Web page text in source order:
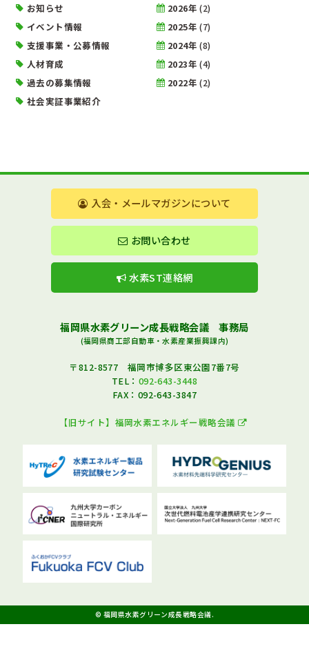
お知らせ
イベント情報
支援事業・公募情報
人材育成
過去の募集情報
社会実証事業紹介
2026年 (2)
2025年 (7)
2024年 (8)
2023年 (4)
2022年 (2)
入会・メールマガジンについて
お問い合わせ
水素ST連絡網
福岡県水素グリーン成長戦略会議 事務局
(福岡県商工部自動車・水素産業振興課内)
〒812-8577 福岡市博多区東公園7番7号
TEL： 092-643-3448
FAX：092-643-3847
【旧サイト】福岡水素エネルギー戦略会議
© 福岡県水素グリーン成長戦略会議.